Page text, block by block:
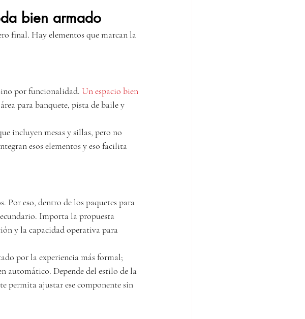
bien armado
final. Hay elementos que marcan la
por funcionalidad. Un espacio bien
para banquete, pista de baile y
incluyen mesas y sillas, pero no
esos elementos y eso facilita
Por eso, dentro de los paquetes para
Importa la propuesta
y la capacidad operativa para
por la experiencia más formal;
automático. Depende del estilo de la
permita ajustar ese componente sin